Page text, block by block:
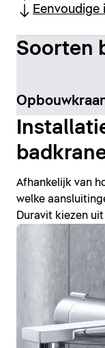
Eenvoudige
Soorten
Afhankelijk van
welke
Duravit kiezen